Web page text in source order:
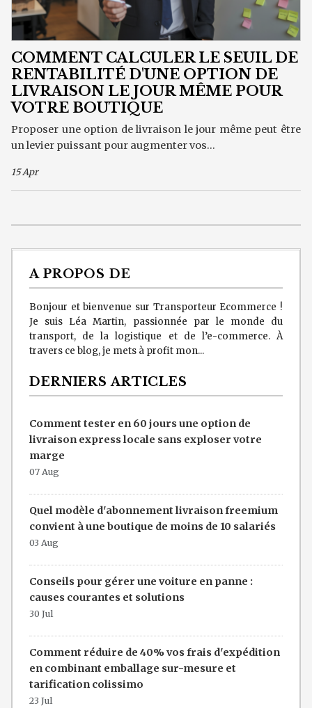
COMMENT CALCULER LE SEUIL DE
RENTABILITÉ D'UNE OPTION DE
LIVRAISON LE JOUR MÊME POUR
VOTRE BOUTIQUE
Proposer une option de livraison le jour même peut être
un levier puissant pour augmenter vos...
15 Apr
A PROPOS DE
Bonjour et bienvenue sur Transporteur Ecommerce !
Je suis Léa Martin, passionnée par le monde du
transport, de la logistique et de l’e-commerce. À
travers ce blog, je mets à profit mon...
DERNIERS ARTICLES
Comment tester en 60 jours une option de
livraison express locale sans exploser votre
marge
07 Aug
Quel modèle d'abonnement livraison freemium
convient à une boutique de moins de 10 salariés
03 Aug
Conseils pour gérer une voiture en panne :
causes courantes et solutions
30 Jul
Comment réduire de 40% vos frais d'expédition
en combinant emballage sur-mesure et
tarification colissimo
23 Jul